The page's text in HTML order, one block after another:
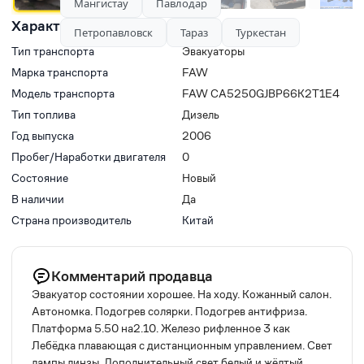
Характеристики
Тип транспорта
Эвакуаторы
Марка транспорта
FAW
Модель транспорта
FAW CA5250GJBP66K2T1E4
Тип топлива
Дизель
Год выпуска
2006
Пробег/Наработки двигателя
0
Состояние
Новый
В наличии
Да
Страна производитель
Китай
Комментарий продавца
Эвакуатор состоянии хорошее. На ходу. Кожанный салон.
Автономка. Подогрев солярки. Подогрев антифриза.
Платформа 5.50 на2.10. Железо рифленное 3 как
Лебёдка плавающая с дистанционным управлением. Свет
Петропавловск
Тараз Туркестан